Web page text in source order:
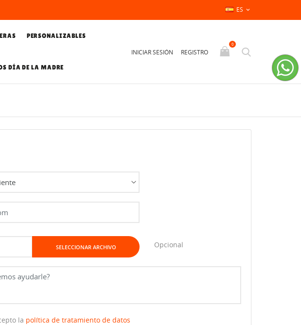
ES 
PERSONALIZABLES
DÍA DE LA MADRE
INICIAR SESIÓN REGISTRO
0
SELECCIONAR ARCHIVO Opcional
la política de tratamiento de datos